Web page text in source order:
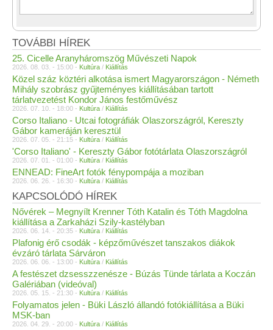
TOVÁBBI HÍREK
25. Cicelle Aranyháromszög Művészeti Napok
2026. 08. 03. - 15:00 - Kultúra / Kiállítás
Közel száz köztéri alkotása ismert Magyarországon - Németh
Mihály szobrász gyűjteményes kiállításában tartott
tárlatvezetést Kondor János festőművész
2026. 07. 10. - 18:00 - Kultúra / Kiállítás
Corso Italiano - Utcai fotográfiák Olaszországról, Kereszty
Gábor kameráján keresztül
2026. 07. 05. - 21:15 - Kultúra / Kiállítás
'Corso Italiano' - Kereszty Gábor fotótárlata Olaszországról
2026. 07. 01. - 01:00 - Kultúra / Kiállítás
ENNEAD: FineArt fotók fénypompája a moziban
2026. 06. 26. - 16:30 - Kultúra / Kiállítás
KAPCSOLÓDÓ HÍREK
Nővérek – Megnyílt Krenner Tóth Katalin és Tóth Magdolna
kiállítása a Zarkaházi Szily-kastélyban
2026. 06. 14. - 20:35 - Kultúra / Kiállítás
Plafonig érő csodák - képzőművészet tanszakos diákok
évzáró tárlata Sárváron
2026. 06. 06. - 13:00 - Kultúra / Kiállítás
A festészet dzsesszzenésze - Búzás Tünde tárlata a Koczán
Galériában (videóval)
2026. 05. 15. - 21:30 - Kultúra / Kiállítás
Folyamatos jelen - Büki László állandó fotókiállítása a Büki
MSK-ban
2026. 04. 29. - 20:00 - Kultúra / Kiállítás